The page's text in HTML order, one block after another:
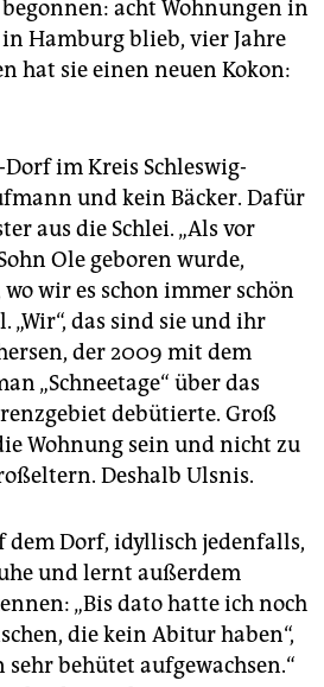
acht Wohnungen in
Hamburg blieb, vier Jahre
hat sie einen neuen Kokon:
im Kreis Schleswig-
und kein Bäcker. Dafür
aus die Schlei. „Als vor
Ole geboren wurde,
wir es schon immer schön
„Wir“, das sind sie und ihr
der 2009 mit dem
„Schneetage“ über das
debütierte. Groß
Wohnung sein und nicht zu
Deshalb Ulsnis.
dem Dorf, idyllisch jedenfalls,
und lernt außerdem
„Bis dato hatte ich noch
die kein Abitur haben“,
sehr behütet aufgewachsen.“